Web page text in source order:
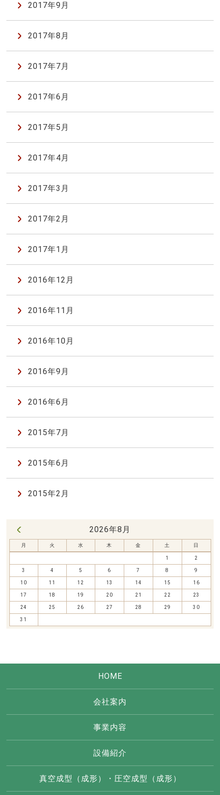
2017年9月
2017年8月
2017年7月
2017年6月
2017年5月
2017年4月
2017年3月
2017年2月
2017年1月
2016年12月
2016年11月
2016年10月
2016年9月
2016年6月
2015年7月
2015年6月
2015年2月
2026年8月
月 火 水 木 金 土 日
1 2
3 4 5 6 7 8 9
10 11 12 13 14 15 16
17 18 19 20 21 22 23
24 25 26 27 28 29 30
31
HOME
会社案内
事業内容
設備紹介
真空成型（成形）・圧空成型（成形）